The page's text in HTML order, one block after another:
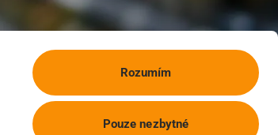
Rozumím
Pouze nezbytné